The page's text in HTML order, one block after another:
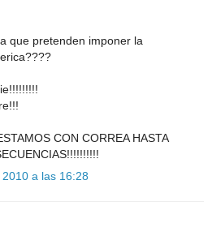
que pretenden imponer la
CON CORREA HASTA
a las 16:28